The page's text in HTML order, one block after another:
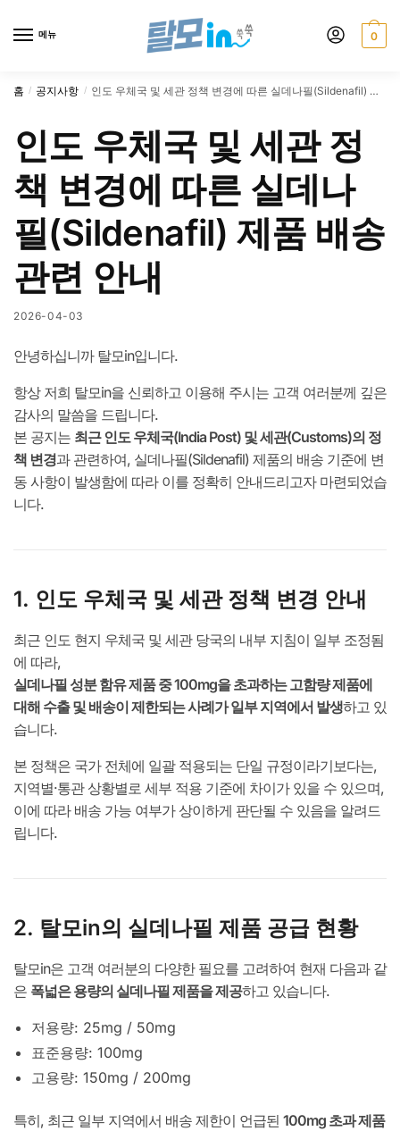
메뉴 0
홈 / 공지사항 / 인도 우체국 및 세관 정책 변경에 따른 실데나필(Sildenafil) 제품 배송 관련 안내
인도 우체국 및 세관 정
책 변경에 따른 실데나
필(Sildenafil) 제품 배송
관련 안내
2026-04-03
안녕하십니까 탈모in입니다.
항상 저희 탈모in을 신뢰하고 이용해 주시는 고객 여러분께 깊은
감사의 말씀을 드립니다.
본 공지는 최근 인도 우체국(India Post) 및 세관(Customs)의 정
책 변경과 관련하여, 실데나필(Sildenafil) 제품의 배송 기준에 변
동 사항이 발생함에 따라 이를 정확히 안내드리고자 마련되었습
니다.
1. 인도 우체국 및 세관 정책 변경 안내
최근 인도 현지 우체국 및 세관 당국의 내부 지침이 일부 조정됨
에 따라,
실데나필 성분 함유 제품 중 100mg을 초과하는 고함량 제품에
대해 수출 및 배송이 제한되는 사례가 일부 지역에서 발생하고 있
습니다.
본 정책은 국가 전체에 일괄 적용되는 단일 규정이라기보다는,
지역별·통관 상황별로 세부 적용 기준에 차이가 있을 수 있으며,
이에 따라 배송 가능 여부가 상이하게 판단될 수 있음을 알려드
립니다.
2. 탈모in의 실데나필 제품 공급 현황
탈모in은 고객 여러분의 다양한 필요를 고려하여 현재 다음과 같
은 폭넓은 용량의 실데나필 제품을 제공하고 있습니다.
저용량: 25mg / 50mg
표준용량: 100mg
고용량: 150mg / 200mg
특히, 최근 일부 지역에서 배송 제한이 언급된 100mg 초과 제품